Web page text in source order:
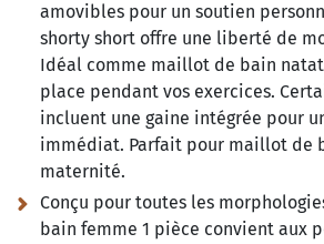
amovibles pour un soutien
shorty short offre une liberté de
Idéal comme maillot de bain
place pendant vos exercices.
incluent une gaine intégrée pour
immédiat. Parfait pour maillot de
maternité.
Conçu pour toutes les
bain femme 1 pièce convient aux